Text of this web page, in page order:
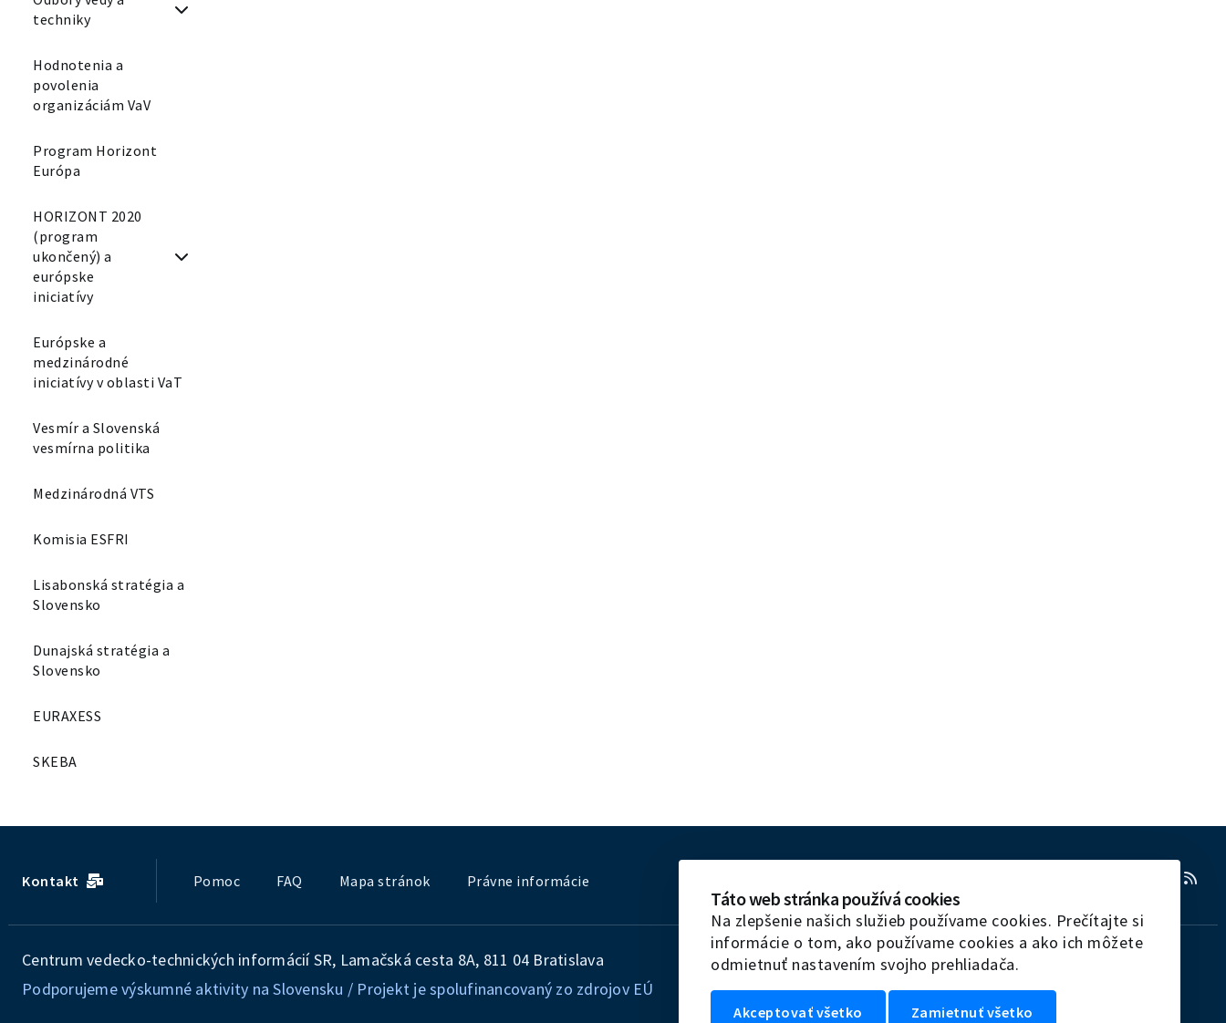
techniky
Hodnotenia a
povolenia
organizáciám VaV
Program Horizont
Európa
HORIZONT 2020
(program
ukončený) a
európske
iniciatívy
Európske a
medzinárodné
iniciatívy v oblasti VaT
Vesmír a Slovenská
vesmírna politika
Medzinárodná VTS
Komisia ESFRI
Lisabonská stratégia a
Slovensko
Dunajská stratégia a
Slovensko
EURAXESS
SKEBA
Kontakt Pomoc FAQ Mapa stránok Právne informácie
Centrum vedecko-technických informácií SR, Lamačská cesta 8A, 811 04 Bratislava
Podporujeme výskumné aktivity na Slovensku / Projekt je spolufinancovaný zo zdrojov EÚ
Táto web stránka používá cookies
Na zlepšenie našich služieb používame cookies. Prečítajte si
informácie o tom, ako používame cookies a ako ich môžete
odmietnuť nastavením svojho prehliadača.
Akceptovať všetko Zamietnuť všetko